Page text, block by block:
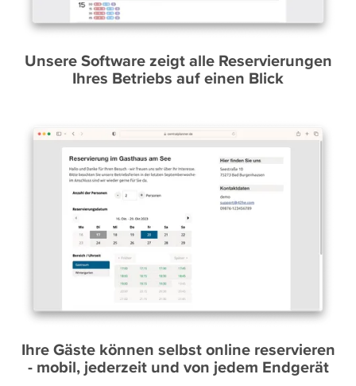
Unsere Software zeigt alle Reservierungen
Ihres Betriebs auf einen Blick
Ihre Gäste können selbst online reservieren
- mobil, jederzeit und von jedem Endgerät